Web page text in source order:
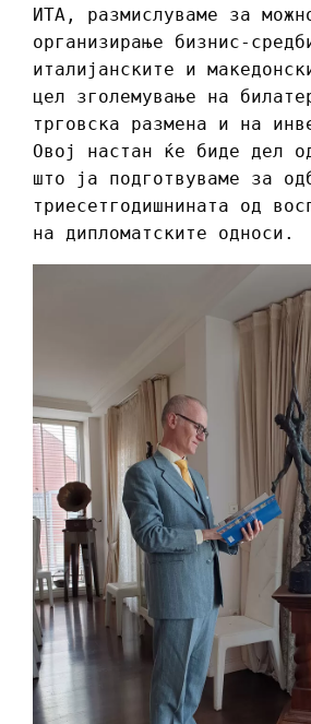
ИТА, размислуваме за
организирање бизнис-
италијанските и
цел зголемување на
трговска размена и на
Овој настан ќе биде дел
што ја подготвуваме за
триесетгодишнината од
на дипломатските односи.